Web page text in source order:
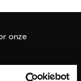
onze